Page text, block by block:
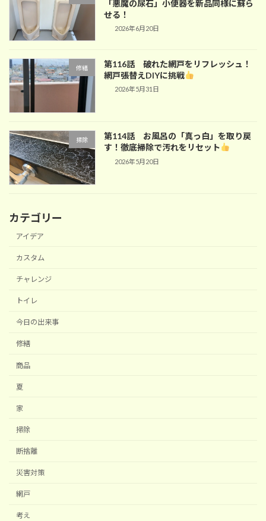
「悪魔の尿石」小便器を新品同様に蘇ら
せる！
2026年6月20日
修繕
第116話 破れた網戸をリフレッシュ！
網戸張替えDIYに挑戦
2026年5月31日
掃除
第114話 お風呂の「真っ白」を取り戻
す！徹底掃除で汚れをリセット
2026年5月20日
カテゴリー
アイデア
カスタム
チャレンジ
トイレ
今日の出来事
修繕
商品
夏
家
掃除
断捨離
災害対策
網戸
考え